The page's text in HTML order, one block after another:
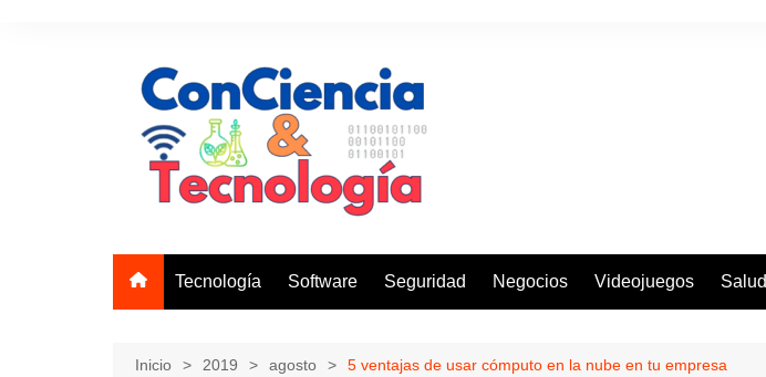
Tecnología Software Seguridad Negocios Videojuegos Salud
Inicio 2019 agosto 5 ventajas de usar cómputo en la nube en tu empresa